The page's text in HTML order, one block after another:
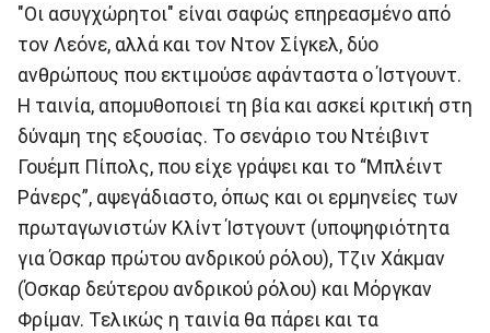
"Οι ασυγχώρητοι" είναι σαφώς επηρεασμένο από
τον Λεόνε, αλλά και τον Ντον Σίγκελ, δύο
ανθρώπους που εκτιμούσε αφάνταστα ο Ίστγουντ.
Η ταινία, απομυθοποιεί τη βία και ασκεί κριτική στη
δύναμη της εξουσίας. Το σενάριο του Ντέιβιντ
Γουέμπ Πίπολς, που είχε γράψει και το “Μπλέιντ
Ράνερς”, αψεγάδιαστο, όπως και οι ερμηνείες των
πρωταγωνιστών Κλίντ Ίστγουντ (υποψηφιότητα
για Όσκαρ πρώτου ανδρικού ρόλου), Τζιν Χάκμαν
(Όσκαρ δεύτερου ανδρικού ρόλου) και Μόργκαν
Φρίμαν. Τελικώς η ταινία θα πάρει και τα